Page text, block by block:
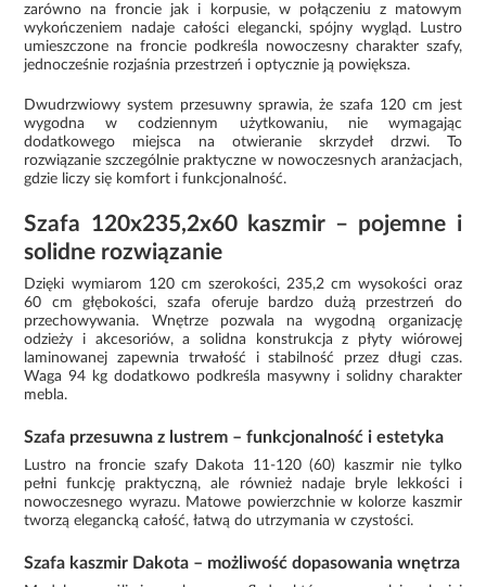
zarówno na froncie jak i korpusie, w połączeniu z matowym
wykończeniem nadaje całości elegancki, spójny wygląd. Lustro
umieszczone na froncie podkreśla nowoczesny charakter szafy,
jednocześnie rozjaśnia przestrzeń i optycznie ją powiększa.
Dwudrzwiowy system przesuwny sprawia, że szafa 120 cm jest
wygodna w codziennym użytkowaniu, nie wymagając
dodatkowego miejsca na otwieranie skrzydeł drzwi. To
rozwiązanie szczególnie praktyczne w nowoczesnych aranżacjach,
gdzie liczy się komfort i funkcjonalność.
Szafa 120x235,2x60 kaszmir – pojemne i
solidne rozwiązanie
Dzięki wymiarom 120 cm szerokości, 235,2 cm wysokości oraz
60 cm głębokości, szafa oferuje bardzo dużą przestrzeń do
przechowywania. Wnętrze pozwala na wygodną organizację
odzieży i akcesoriów, a solidna konstrukcja z płyty wiórowej
laminowanej zapewnia trwałość i stabilność przez długi czas.
Waga 94 kg dodatkowo podkreśla masywny i solidny charakter
mebla.
Szafa przesuwna z lustrem – funkcjonalność i estetyka
Lustro na froncie szafy Dakota 11-120 (60) kaszmir nie tylko
pełni funkcję praktyczną, ale również nadaje bryle lekkości i
nowoczesnego wyrazu. Matowe powierzchnie w kolorze kaszmir
tworzą elegancką całość, łatwą do utrzymania w czystości.
Szafa kaszmir Dakota – możliwość dopasowania wnętrza